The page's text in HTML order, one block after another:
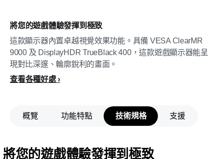
將您的遊戲體驗發揮到極致
這款顯示器內置卓越視覺效果功能。具備 VESA ClearMR
9000 及 DisplayHDR TrueBlack 400，這款遊戲顯示器能呈
現對比深邃、輪廓銳利的畫面。
查看各種好處
概覽 功能特點 技術規格 支援
將您的遊戲體驗發揮到極致